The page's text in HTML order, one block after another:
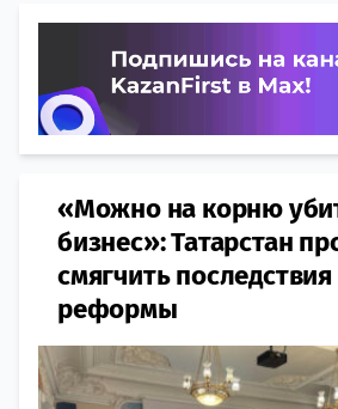
«Можно на корню
бизнес»: Татарстан
смягчить
реформы